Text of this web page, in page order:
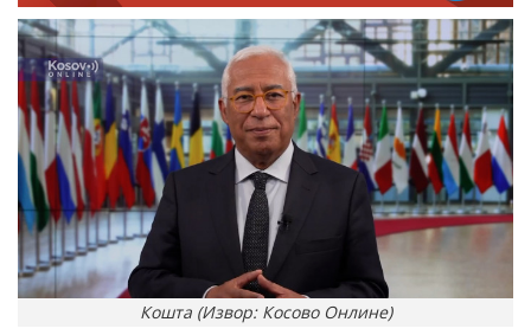
Кошта (Извор: Косово Онлине)